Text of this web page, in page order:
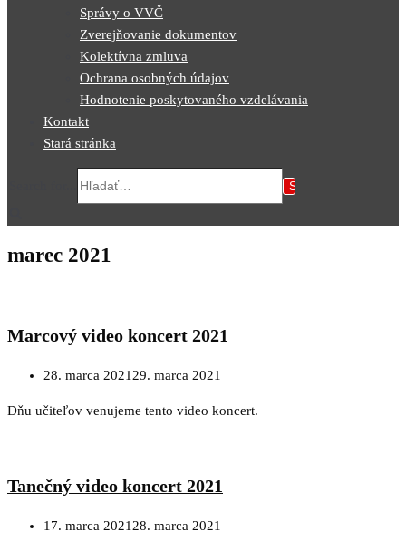
Správy o VVČ
Zverejňovanie dokumentov
Kolektívna zmluva
Ochrana osobných údajov
Hodnotenie poskytovaného vzdelávania
Kontakt
Stará stránka
marec 2021
Marcový video koncert 2021
28. marca 202129. marca 2021
Dňu učiteľov venujeme tento video koncert.
Tanečný video koncert 2021
17. marca 2021 28. marca 2021